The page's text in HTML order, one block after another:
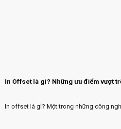
In Offset là gì? Những ưu điểm vượt
In offset là gì? Một trong những công